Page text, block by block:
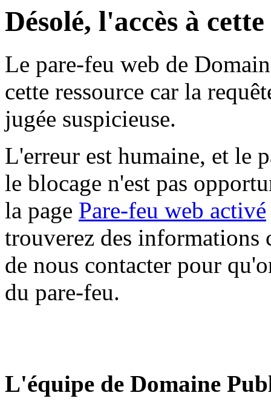
Désolé, l'accès à
Le pare-feu web de
cette ressource car la
jugée suspicieuse.
L'erreur est humaine, et le
le blocage n'est pas
la page Pare-feu web activé
trouverez des informations
de nous contacter pour
du pare-feu.
L'équipe de Domaine